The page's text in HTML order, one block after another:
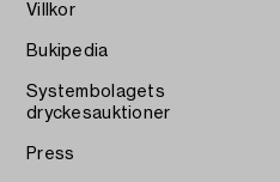
Villkor
Bukipedia
Systembolagets
dryckesauktioner
Press